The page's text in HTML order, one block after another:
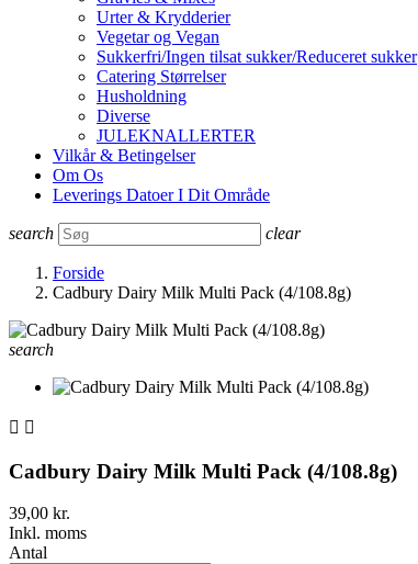
Urter & Krydderier
Vegetar og Vegan
Sukkerfri/Ingen tilsat sukker/Reduceret sukker
Catering Størrelser
Husholdning
Diverse
JULEKNALLERTER
Vilkår & Betingelser
Om Os
Leverings Datoer I Dit Område
search clear
Forside
Cadbury Dairy Milk Multi Pack (4/108.8g)
search
 
Cadbury Dairy Milk Multi Pack (4/108.8g)
39,00 kr.
Inkl. moms
Antal